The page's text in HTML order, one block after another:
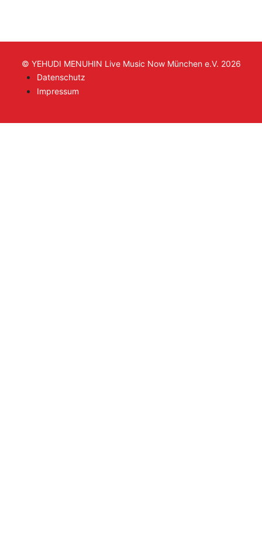
© YEHUDI MENUHIN Live Music Now München e.V. 2026
Datenschutz
Impressum